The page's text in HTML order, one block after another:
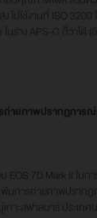
ไปใช้งานที่ ISO
นร่าง APS-C ก็ว่าได้
ถ่ายภาพปรากฏการ
7D Mark ll ในการ
พ้นการถ่ายภาพปราก
กาะสฟาลบาร์ ประเท